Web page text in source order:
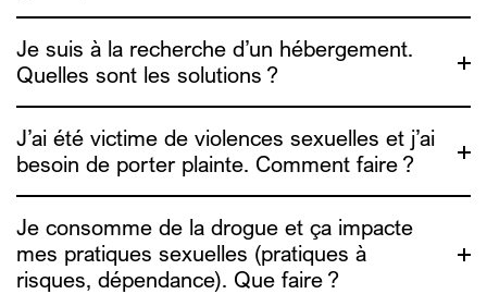
ici
Je suis à la recherche d’un hébergement.
Quelles sont les solutions ?
J’ai été victime de violences sexuelles et j’ai
besoin de porter plainte. Comment faire ?
lien ici
Je consomme de la drogue et ça impacte
mes pratiques sexuelles (pratiques à
risques, dépendance). Que faire ?